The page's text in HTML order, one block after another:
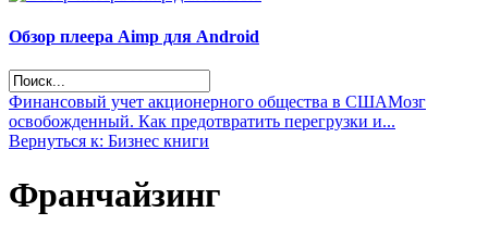
Обзор плеера Aimp для Android
Финансовый учет акционерного общества в СШАМозг
освобожденный. Как предотвратить перегрузки и...
Вернуться к: Бизнес книги
Франчайзинг